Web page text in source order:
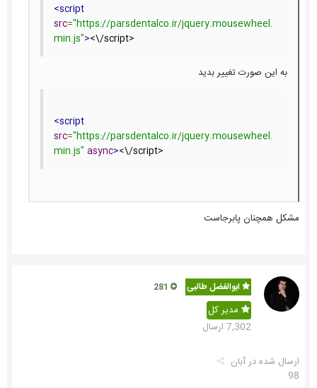
<script
src="https://parsdentalco.ir/jquery.mousewheel.
min.js"><\/script>
به این صورت تغییر بدید
<script
src="https://parsdentalco.ir/jquery.mousewheel.
min.js" async><\/script>
مشکل همچنان پابرجاست
ابوالفضل طالبی
مدیر کل
7,302 ارسال
ارسال شده درآبان
98